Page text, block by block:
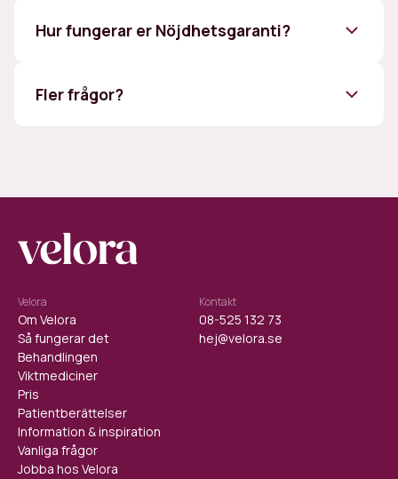
Eskilstuna, Kalmar, Mölndal, Kungälv,
Nässjö och Skurup
Hur fungerar er Nöjdhetsgaranti?
Användarvillkor.
Fler frågor?
Velora
Om Velora
Så fungerar det
Behandlingen
Viktmediciner
Pris
Patientberättelser
Information & inspiration
Vanliga frågor
Jobba hos Velora
Kontakt
08-525 132 73
hej@velora.se